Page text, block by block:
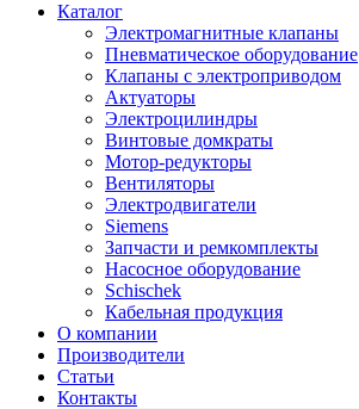
Каталог
Электромагнитные клапаны
Пневматическое оборудование
Клапаны с электроприводом
Актуаторы
Электроцилиндры
Винтовые домкраты
Мотор-редукторы
Вентиляторы
Электродвигатели
Siemens
Запчасти и ремкомплекты
Насосное оборудование
Schischek
Кабельная продукция
О компании
Производители
Статьи
Контакты